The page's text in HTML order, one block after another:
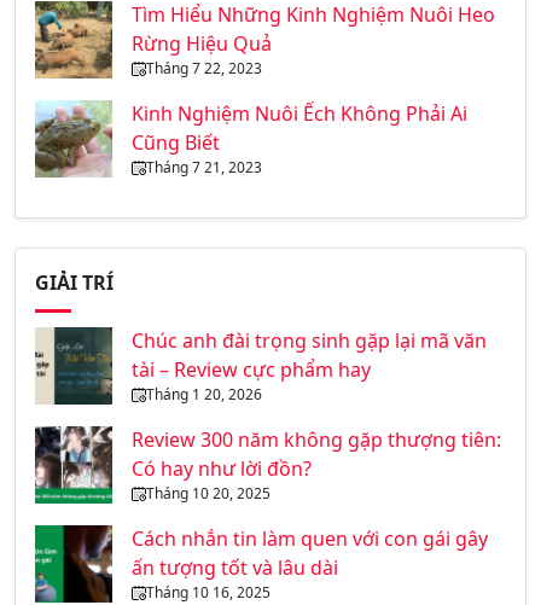
Tìm Hiểu Những Kinh Nghiệm Nuôi Heo
Rừng Hiệu Quả
Tháng 7 22, 2023
Kinh Nghiệm Nuôi Ếch Không Phải Ai
Cũng Biết
Tháng 7 21, 2023
GIẢI TRÍ
Chúc anh đài trọng sinh gặp lại mã văn
tài – Review cực phẩm hay
Tháng 1 20, 2026
Review 300 năm không gặp thượng tiên:
Có hay như lời đồn?
Tháng 10 20, 2025
Cách nhắn tin làm quen với con gái gây
ấn tượng tốt và lâu dài
Tháng 10 16, 2025